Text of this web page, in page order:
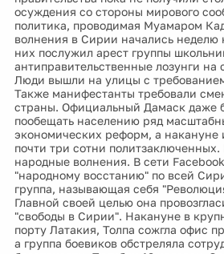
осуждения со стороны мирового
политика, проводимая Муамаром
волнения в Сирии начались неделю
них послужил арест группы
антиправительственные лозунги на
Люди вышли на улицы с
Также манифестанты требовали
страны. Официальный Дамаск даже
пообещать населению ряд
экономических реформ, а накануне
почти три сотни
народные волнения. В сети
"народному восстанию" по всей
группа, называющая себя
Главной своей целью она
"свободы в Сирии". Накануне в
порту Латакия, Толпа сожгла офис
а группа боевиков обстреляла